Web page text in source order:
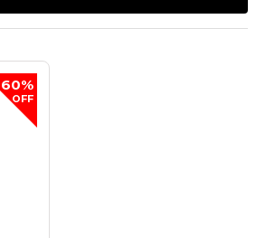
60%
OFF